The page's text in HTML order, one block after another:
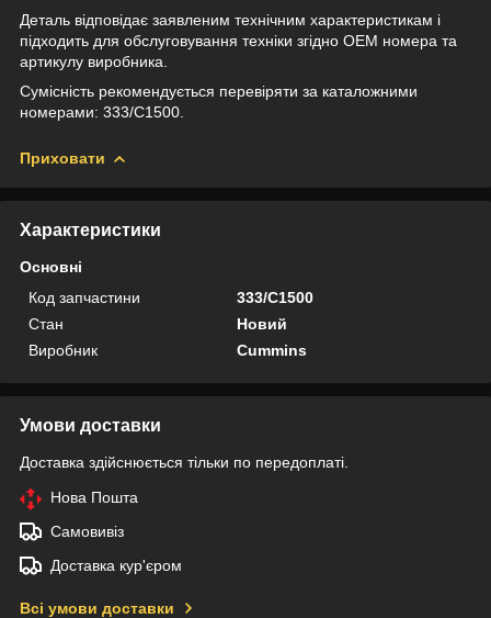
Деталь відповідає заявленим технічним характеристикам і
підходить для обслуговування техніки згідно OEM номера та
артикулу виробника.
Сумісність рекомендується перевіряти за каталожними
номерами: 333/C1500.
Приховати
Характеристики
Основні
Код запчастини
333/C1500
Стан
Новий
Виробник
Cummins
Умови доставки
Доставка здійснюється тільки по передоплаті.
Нова Пошта
Самовивіз
Доставка кур'єром
Всі умови доставки